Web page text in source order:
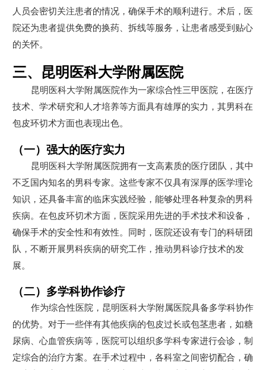
人员会密切关注患者的情况，确保手术的顺利进行。术后，医
院还为患者提供免费的换药、拆线等服务，让患者感受到贴心
的关怀。
三、昆明医科大学附属医院
昆明医科大学附属医院作为一家综合性三甲医院，在医疗
技术、学术研究和人才培养等方面具有雄厚的实力，其男科在
包皮环切术方面也表现出色。
（一）强大的医疗实力
昆明医科大学附属医院拥有一支高素质的医疗团队，其中
不乏国内知名的男科专家。这些专家不仅具有深厚的医学理论
知识，还具备丰富的临床实践经验，能够处理各种复杂的男科
疾病。在包皮环切术方面，医院采用先进的手术技术和设备，
确保手术的安全性和有效性。同时，医院还设有专门的科研团
队，不断开展男科疾病的研究工作，推动男科诊疗技术的发
展。
（二）多学科协作诊疗
作为综合性医院，昆明医科大学附属医院具备多学科协作
的优势。对于一些伴有其他疾病的包皮过长或包茎患者，如糖
尿病、心血管疾病等，医院可以组织多学科专家进行会诊，制
定综合的治疗方案。在手术过程中，各科室之间密切配合，确